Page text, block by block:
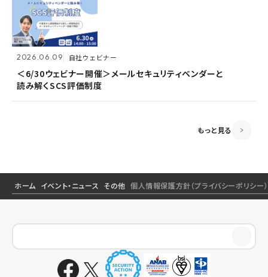
2026.06.09 自社ウェビナー
＜6/30ウェビナー開催＞メールセキュリティベンダーと
読み解くSCS評価制度
2026.06.09 自社ウェビナー
＜6/30ウェビナー開催＞メールセキュリティベンダーと
読み解くSCS評価制度
2026.04.28 共催ウェビナー
＜5/21ウェビナー開催＞ゼロトラスト思考～信用しない
もっと見る
ホーム イベント・ニュース その他 個人情報保護方針（プライバシーポリシー